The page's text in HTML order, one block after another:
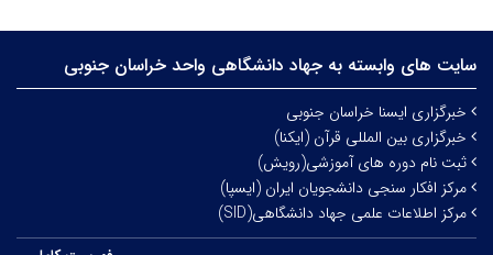
سایت های وابسته به جهاد دانشگاهی واحد خراسان جنوبی
خبرگزاری ایسنا خراسان جنوبی
خبرگزاری بین المللی قرآن (ایکنا)
ثبت نام دوره های آموزشی(رویش)
مرکز افکار سنجی دانشجویان ایران (ایسپا)
مرکز اطلاعات علمی جهاد دانشگاهی(SID)